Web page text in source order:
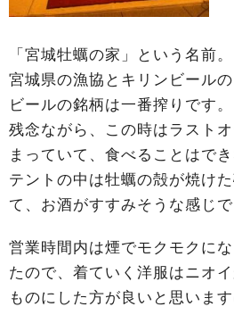
「宮城牡蠣の家」という名前。
宮城県の漁協とキリンビール
ビールの銘柄は一番搾りです。
残念ながら、この時はラスト
まっていて、食べることはで
テントの中は牡蠣の殻が焼け
て、お酒がすすみそうな感じで
営業時間内は煙でモクモクに
たので、着ていく洋服はニオ
ものにした方が良いと思いま